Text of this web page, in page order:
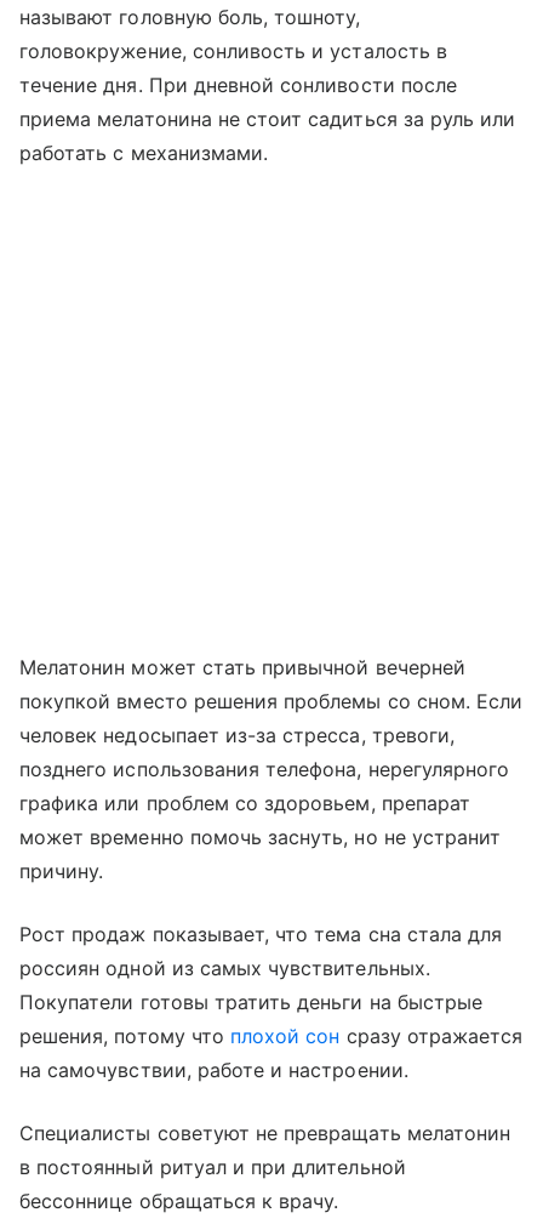
называют головную боль, тошноту,
головокружение, сонливость и усталость в
течение дня. При дневной сонливости после
приема мелатонина не стоит садиться за руль или
работать с механизмами.
Мелатонин может стать привычной вечерней
покупкой вместо решения проблемы со сном. Если
человек недосыпает из-за стресса, тревоги,
позднего использования телефона, нерегулярного
графика или проблем со здоровьем, препарат
может временно помочь заснуть, но не устранит
причину.
Рост продаж показывает, что тема сна стала для
россиян одной из самых чувствительных.
Покупатели готовы тратить деньги на быстрые
решения, потому что плохой сон сразу отражается
на самочувствии, работе и настроении.
Специалисты советуют не превращать мелатонин
в постоянный ритуал и при длительной
бессоннице обращаться к врачу.